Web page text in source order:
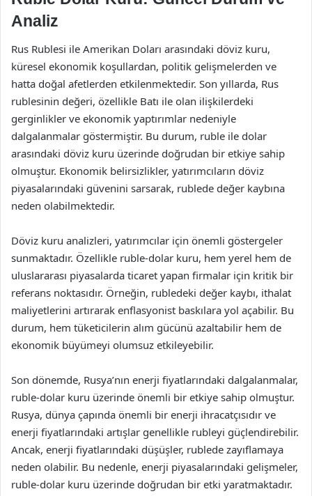
Analiz
Rus Rublesi ile Amerikan Doları arasındaki döviz kuru,
küresel ekonomik koşullardan, politik gelişmelerden ve
hatta doğal afetlerden etkilenmektedir. Son yıllarda, Rus
rublesinin değeri, özellikle Batı ile olan ilişkilerdeki
gerginlikler ve ekonomik yaptırımlar nedeniyle
dalgalanmalar göstermiştir. Bu durum, ruble ile dolar
arasındaki döviz kuru üzerinde doğrudan bir etkiye sahip
olmuştur. Ekonomik belirsizlikler, yatırımcıların döviz
piyasalarındaki güvenini sarsarak, rublede değer kaybına
neden olabilmektedir.
Döviz kuru analizleri, yatırımcılar için önemli göstergeler
sunmaktadır. Özellikle ruble-dolar kuru, hem yerel hem de
uluslararası piyasalarda ticaret yapan firmalar için kritik bir
referans noktasıdır. Örneğin, rubledeki değer kaybı, ithalat
maliyetlerini artırarak enflasyonist baskılara yol açabilir. Bu
durum, hem tüketicilerin alım gücünü azaltabilir hem de
ekonomik büyümeyi olumsuz etkileyebilir.
Son dönemde, Rusya’nın enerji fiyatlarındaki dalgalanmalar,
ruble-dolar kuru üzerinde önemli bir etkiye sahip olmuştur.
Rusya, dünya çapında önemli bir enerji ihracatçısıdır ve
enerji fiyatlarındaki artışlar genellikle rubleyi güçlendirebilir.
Ancak, enerji fiyatlarındaki düşüşler, rublede zayıflamaya
neden olabilir. Bu nedenle, enerji piyasalarındaki gelişmeler,
ruble-dolar kuru üzerinde doğrudan bir etki yaratmaktadır.